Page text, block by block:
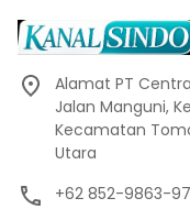
Alamat PT
Jalan Manguni,
Kecamatan
Utara
+62 852-9863-